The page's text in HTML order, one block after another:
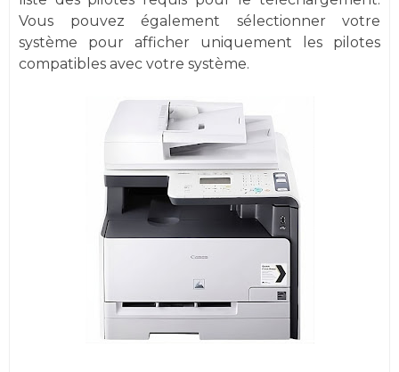
Vous pouvez également sélectionner votre
système pour afficher uniquement les pilotes
compatibles avec votre système.